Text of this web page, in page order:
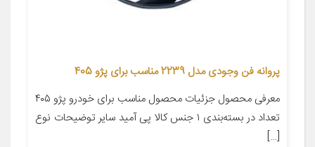
پروانه فن وجودی مدل 2239 مناسب برای پژو 405
معرفی محصول جزئیات محصول مناسب برای خودرو پژو ۴۰۵
تعداد در بسته‌بندی ۱ جنس کالا پی آمید سایر توضیحات نوع
[…]